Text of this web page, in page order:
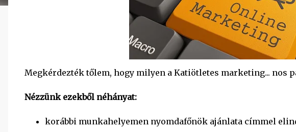
Megkérdezték tőlem, hogy milyen a Katiötletes marketing... nos
Nézzünk ezekből néhányat:
korábbi munkahelyemen nyomdafőnök ajánlata címmel